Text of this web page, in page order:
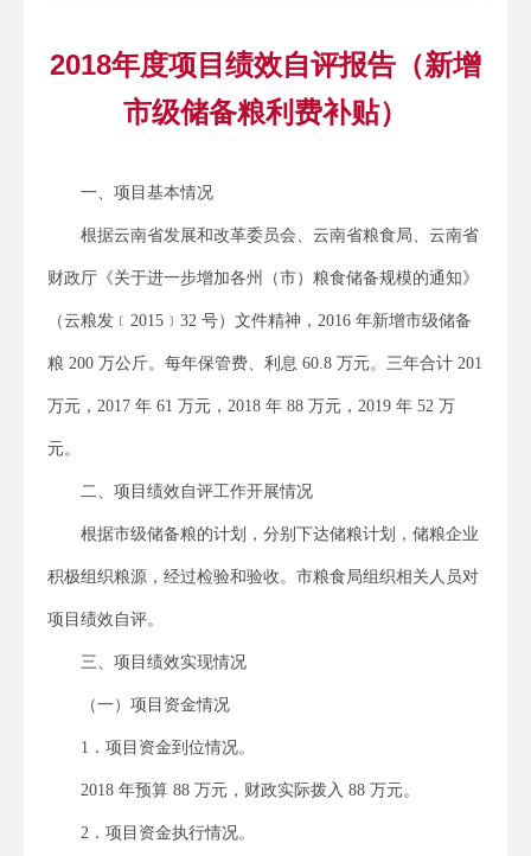
2018年度项目绩效自评报告（新增
市级储备粮利费补贴）
一、项目基本情况
根据云南省发展和改革委员会、云南省粮食局、云南省
财政厅《关于进一步增加各州（市）粮食储备规模的通知》
（云粮发﹝2015﹞32 号）文件精神，2016 年新增市级储备
粮 200 万公斤。每年保管费、利息 60.8 万元。三年合计 201
万元，2017 年 61 万元，2018 年 88 万元，2019 年 52 万
元。
二、项目绩效自评工作开展情况
根据市级储备粮的计划，分别下达储粮计划，储粮企业
积极组织粮源，经过检验和验收。市粮食局组织相关人员对
项目绩效自评。
三、项目绩效实现情况
（一）项目资金情况
1．项目资金到位情况。
2018 年预算 88 万元，财政实际拨入 88 万元。
2．项目资金执行情况。